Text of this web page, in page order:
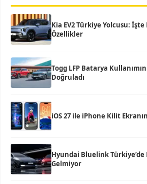
Kia EV2 Türkiye Yolcusu:
Özellikler
Togg LFP Batarya
Doğruladı
iOS 27 ile iPhone Kilit
Hyundai Bluelink Türkiye’de
Gelmiyor